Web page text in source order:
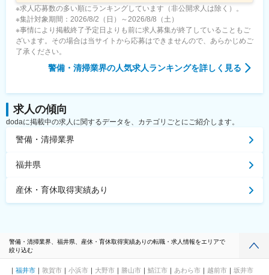
橋駅、新高島駅、川崎駅、新丸子駅、登戸駅、日本大通り駅、高
津駅(神奈川県)、京急鶴見駅、緑町駅、海老名駅(相鉄・小田急)、
西中島南方駅、大阪梅田駅(阪急線)、大阪阿部野橋駅、野田阪神
駅、大阪ビジネスパーク駅、本町駅、大阪梅田駅(阪神線)、近鉄日
本橋駅、なんば駅(地下鉄)、高槻市駅、松屋町駅、西長堀駅、岸里
駅、大江橋駅、谷町九丁目駅、宮之阪駅、なにわ橋駅、渡辺橋
駅、伏屋駅、本山駅(愛知県)、名古屋駅、西高蔵駅、丸の内駅(愛
県)、熱田駅、新豊田駅、中村公園駅、岡山駅前駅、自動車学校前
駅、新浜松駅、遠州病院駅、志井公園駅、平和通駅、黒崎駅前
駅、くいな橋駅、九条駅(京都府)、山科駅、四条駅(京都市営)、曽
根田駅、中浜駅、祇園駅(福岡県)、天神南駅、呉服町駅(福岡県)、
鹿児島駅前駅、さくら夙川駅、芦屋川駅、久寿川駅、宝塚南口
駅(神戸新交通)、ハーブ園山麓駅、江吉良駅、新羽島駅、名鉄岐阜
目駅、新宿駅(東京メトロ)、都電雑司ケ谷駅、東京駅、高輪ゲート
ウェイ駅、馬喰横山駅、京成関屋駅、築地市場駅、神田駅(東京
溝ノ口駅、馬車道駅、海老江駅、長堀橋駅、なんば駅(南海線)、Ｊ
Ｒ難波駅、大阪城北詰駅、動物園前駅、大阪駅、谷町四丁目駅、
四ツ橋駅、北天下茶屋駅、北浜駅(大阪府)、名鉄名古屋駅、駅前
駅、栄駅(愛知県)、西一宮駅、ナゴヤドーム前矢田駅、熱田神宮西
※求人応募数の多い順にランキングしています（非公開求人は除く）。
※集計対象期間：2026/8/2（日）～2026/8/8（土）
※事情により掲載終了予定日よりも前に求人募集が終了していることもご
ざいます。その場合は当サイトから応募はできませんので、あらかじめご
了承ください。
警備・清掃業界の人気求人ランキングを詳しく見る
求人の傾向
dodaに掲載中の求人に関するデータを、カテゴリごとにご紹介します。
警備・清掃業界
福井県
産休・育休取得実績あり
警備・清掃業界、福井県、産休・育休取得実績ありの転職・求人情報をエリアで
絞り込む
福井市 敦賀市 小浜市 大野市 勝山市 鯖江市 あわら市 越前市
坂井市